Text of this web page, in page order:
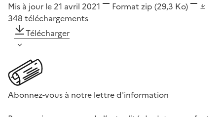
Mis à jour le 21 avril 2021 Format zip (29,3 Ko)
348 téléchargements
Télécharger
Abonnez-vous à notre lettre d'information